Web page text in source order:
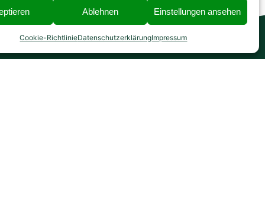
Ablehnen Einstellungen ansehen
Cookie-RichtlinieDatenschutzerklärungImpressum